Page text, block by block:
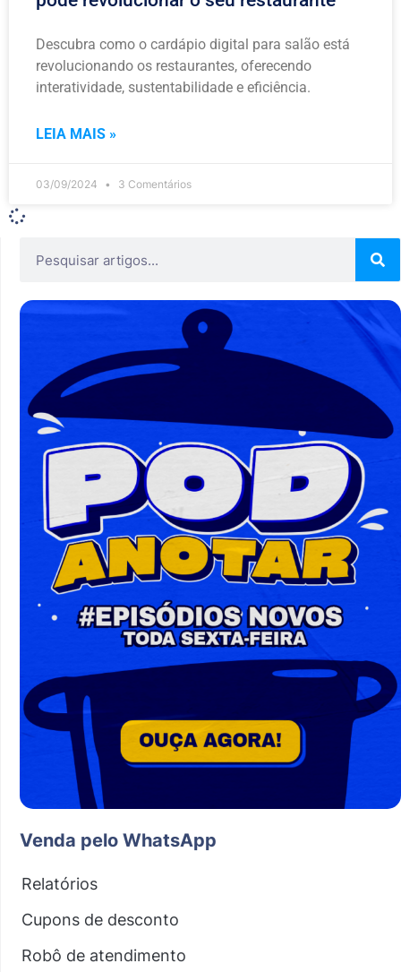
Descubra como o cardápio digital para salão está
revolucionando os restaurantes, oferecendo
interatividade, sustentabilidade e eficiência.
LEIA MAIS »
03/09/2024 3 Comentários
Venda pelo WhatsApp
Relatórios
Cupons de desconto
Robô de atendimento